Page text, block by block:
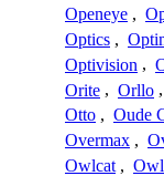
Openeye ,
Optics ,
Optivision ,
Orite , Orllo ,
Otto , Oude
Overmax ,
Owlcat ,